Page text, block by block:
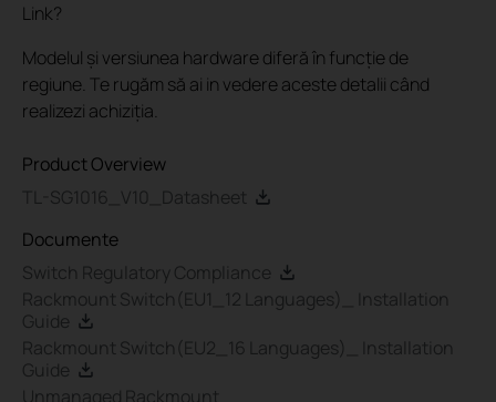
Link?
Modelul și versiunea hardware diferă în funcție de
regiune. Te rugăm să ai in vedere aceste detalii când
realizezi achiziția.
Product Overview
TL-SG1016_V10_Datasheet
Documente
Switch Regulatory Compliance
Rackmount Switch(EU1_12 Languages)_ Installation
Guide
Rackmount Switch(EU2_16 Languages)_ Installation
Guide
Unmanaged Rackmount